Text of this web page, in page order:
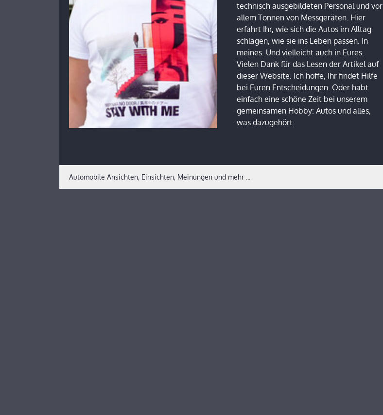
technisch ausgebildeten Personal und vor
allem Tonnen von Messgeräten. Hier
erfahrt Ihr, wie sich die Autos im Alltag
schlagen, wie sie ins Leben passen. In
meines. Und vielleicht auch in Eures.
Vielen Dank für das Lesen der Artikel auf
dieser Website. Ich hoffe, Ihr findet Hilfe
bei Euren Entscheidungen. Oder habt
einfach eine schöne Zeit bei unserem
gemeinsamen Hobby: Autos und alles,
was dazugehört.
Automobile Ansichten, Einsichten, Meinungen und mehr ...